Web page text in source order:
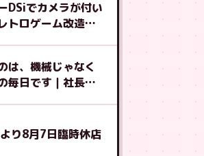
DSiでカメラが付い
トロゲーム改造図
は、機械じゃなく
毎日です｜社長ブ
り8月7日臨時休店